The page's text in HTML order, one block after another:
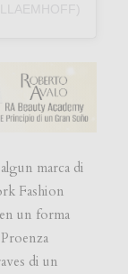
marca di
Fashion
un forma
di un